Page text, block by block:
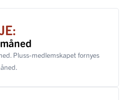
Pluss-medlemskapet fornyes